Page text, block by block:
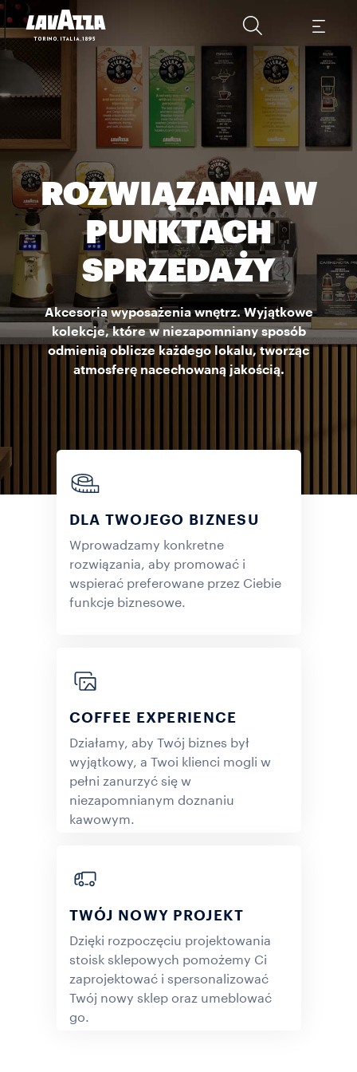
ROZWIĄZANIA W
PUNKTACH
SPRZEDAŻY
Akcesoria wyposażenia wnętrz. Wyjątkowe
kolekcje, które w niezapomniany sposób
odmienią oblicze każdego lokalu, tworząc
atmosferę nacechowaną jakością.
DLA TWOJEGO BIZNESU
Wprowadzamy konkretne
rozwiązania, aby promować i
wspierać preferowane przez Ciebie
funkcje biznesowe.
COFFEE EXPERIENCE
Działamy, aby Twój biznes był
wyjątkowy, a Twoi klienci mogli w
pełni zanurzyć się w
niezapomnianym doznaniu
kawowym.
TWÓJ NOWY PROJEKT
Dzięki rozpoczęciu projektowania
stoisk sklepowych pomożemy Ci
zaprojektować i spersonalizować
Twój nowy sklep oraz umeblować
go.